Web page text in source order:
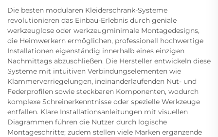
Die besten modularen Kleiderschrank-Systeme
revolutionieren das Einbau-Erlebnis durch geniale
werkzeuglose oder werkzeugminimale Montagedesigns,
die Heimwerkern ermöglichen, professionell hochwertige
Installationen eigenständig innerhalb eines einzigen
Nachmittags abzuschließen. Die Hersteller entwickeln diese
Systeme mit intuitiven Verbindungselementen wie
Klammerverriegelungen, ineinanderlaufenden Nut- und
Federprofilen sowie steckbaren Komponenten, wodurch
komplexe Schreinerkenntnisse oder spezielle Werkzeuge
entfallen. Klare Installationsanleitungen mit visuellen
Diagrammen führen die Nutzer durch logische
Montageschritte; zudem stellen viele Marken ergänzende